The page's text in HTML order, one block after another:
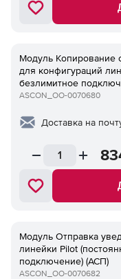
Модуль Копирование
для конфигураций
безлимитное
ASCON_ОО-0070680
Доставка на
Модуль Отправка
линейки Pilot
подключение) (АСП)
ASCON_ОО-0070682